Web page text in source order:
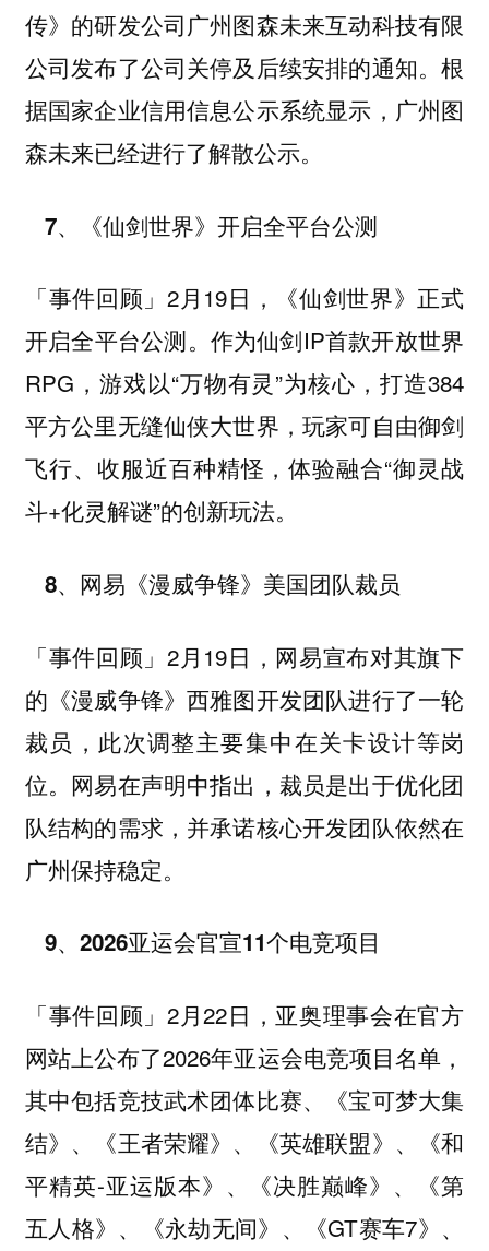
传》的研发公司广州图森未来互动科技有限
公司发布了公司关停及后续安排的通知。根
据国家企业信用信息公示系统显示，广州图
森未来已经进行了解散公示。
7、《仙剑世界》开启全平台公测
「事件回顾」 2月19日，《仙剑世界》正式
开启全平台公测。作为仙剑IP首款开放世界
RPG，游戏以“万物有灵”为核心，打造384
平方公里无缝仙侠大世界，玩家可自由御剑
飞行、收服近百种精怪，体验融合“御灵战
斗+化灵解谜”的创新玩法。
8、网易《漫威争锋》美国团队裁员
「事件回顾」 2月19日，网易宣布对其旗下
的《漫威争锋》西雅图开发团队进行了一轮
裁员，此次调整主要集中在关卡设计等岗
位。网易在声明中指出，裁员是出于优化团
队结构的需求，并承诺核心开发团队依然在
广州保持稳定。
9、2026亚运会官宣11个电竞项目
「事件回顾」 2月22日，亚奥理事会在官方
网站上公布了2026年亚运会电竞项目名单，
其中包括竞技武术团体比赛、《宝可梦大集
结》、《王者荣耀》、《英雄联盟》、《和
平精英-亚运版本》、《决胜巅峰》、《第
五人格》、《永劫无间》、《GT赛车7》、